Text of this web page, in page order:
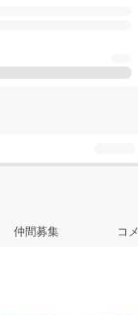
仲間募集 コ